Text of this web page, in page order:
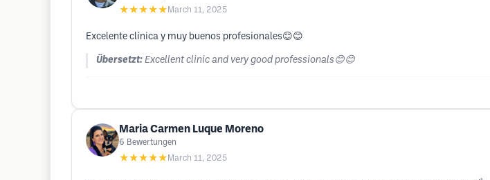
★★★★★ March 11, 2025
Excelente clínica y muy buenos profesionales😊😊
Übersetzt: Excellent clinic and very good professionals😊😊
Maria Carmen Luque Moreno
6 Bewertungen
★★★★★ March 11, 2025